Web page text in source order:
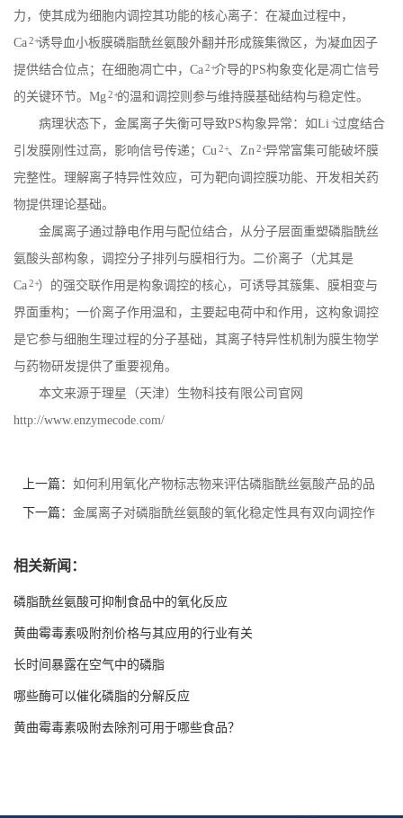
力，使其成为细胞内调控其功能的核心离子：在凝血过程中，
Ca2+诱导血小板膜磷脂酰丝氨酸外翻并形成簇集微区，为凝血因子
提供结合位点；在细胞凋亡中， Ca2+介导的PS构象变化是凋亡信号
的关键环节。 Mg2+的温和调控则参与维持膜基础结构与稳定性。
病理状态下，金属离子失衡可导致PS构象异常：如Li+过度结合
引发膜刚性过高，影响信号传递； Cu2+、 Zn2+异常富集可能破坏膜
完整性。理解离子特异性效应，可为靶向调控膜功能、开发相关药
物提供理论基础。
金属离子通过静电作用与配位结合，从分子层面重塑磷脂酰丝
氨酸头部构象，调控分子排列与膜相行为。二价离子（尤其是
Ca2+）的强交联作用是构象调控的核心，可诱导其簇集、膜相变与
界面重构；一价离子作用温和，主要起电荷中和作用，这构象调控
是它参与细胞生理过程的分子基础，其离子特异性机制为膜生物学
与药物研发提供了重要视角。
本文来源于理星（天津）生物科技有限公司官网
http://www.enzymecode.com/
上一篇： 如何利用氧化产物标志物来评估磷脂酰丝氨酸产品的品
质？
下一篇： 金属离子对磷脂酰丝氨酸的氧化稳定性具有双向调控作
相关新闻：
磷脂酰丝氨酸可抑制食品中的氧化反应
黄曲霉毒素吸附剂价格与其应用的行业有关
长时间暴露在空气中的磷脂
哪些酶可以催化磷脂的分解反应
黄曲霉毒素吸附去除剂可用于哪些食品？